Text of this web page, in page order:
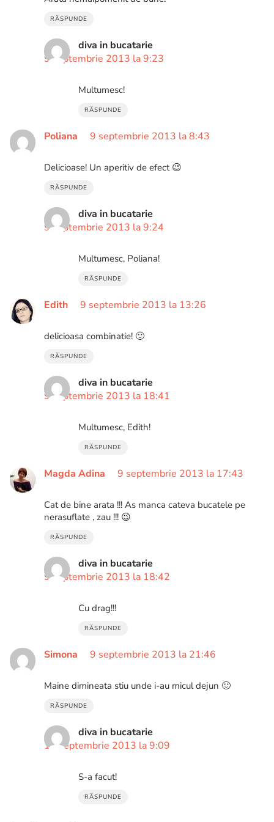
RĂSPUNDE
diva in bucatarie
9 septembrie 2013 la 9:23
Multumesc!
RĂSPUNDE
Poliana 9 septembrie 2013 la 8:43
Delicioase! Un aperitiv de efect 😉
RĂSPUNDE
diva in bucatarie
9 septembrie 2013 la 9:24
Multumesc, Poliana!
RĂSPUNDE
Edith 9 septembrie 2013 la 13:26
delicioasa combinatie! 🙂
RĂSPUNDE
diva in bucatarie
9 septembrie 2013 la 18:41
Multumesc, Edith!
RĂSPUNDE
Magda Adina 9 septembrie 2013 la 17:43
Cat de bine arata !!! As manca cateva bucatele pe
nerasuflate , zau !!! 😉
RĂSPUNDE
diva in bucatarie
9 septembrie 2013 la 18:42
Cu drag!!!
RĂSPUNDE
Simona 9 septembrie 2013 la 21:46
Maine dimineata stiu unde i-au micul dejun 🙂
RĂSPUNDE
diva in bucatarie
10 septembrie 2013 la 9:09
S-a facut!
RĂSPUNDE